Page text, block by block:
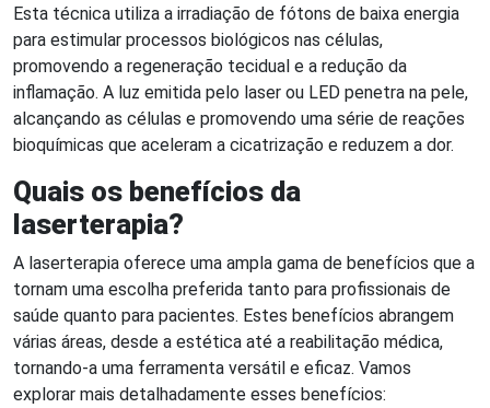
Esta técnica utiliza a irradiação de fótons de baixa energia
para estimular processos biológicos nas células,
promovendo a regeneração tecidual e a redução da
inflamação. A luz emitida pelo laser ou LED penetra na pele,
alcançando as células e promovendo uma série de reações
bioquímicas que aceleram a cicatrização e reduzem a dor.
Quais os benefícios da
laserterapia?
A laserterapia oferece uma ampla gama de benefícios que a
tornam uma escolha preferida tanto para profissionais de
saúde quanto para pacientes. Estes benefícios abrangem
várias áreas, desde a estética até a reabilitação médica,
tornando-a uma ferramenta versátil e eficaz. Vamos
explorar mais detalhadamente esses benefícios: